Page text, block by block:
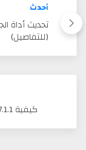
أحدث
(للتفاصيل)
كيفية JAILBREAK 7.1.1 و7.1 الغير مقيد لجميع الاجهزه